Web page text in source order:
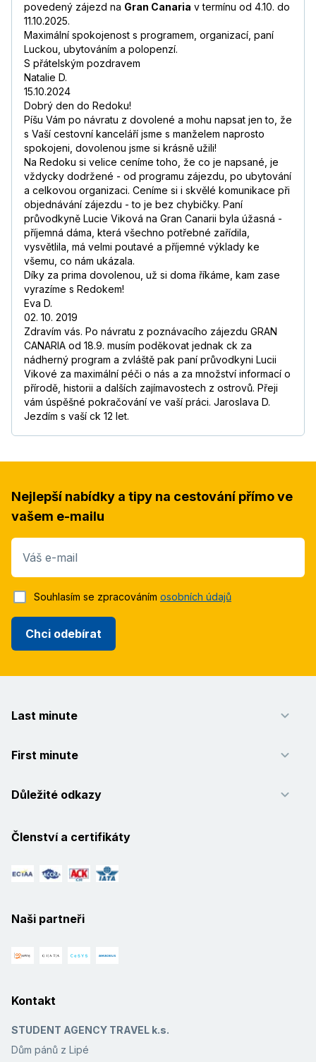
povedený zájezd na Gran Canaria v termínu od 4.10. do
11.10.2025.
Maximální spokojenost s programem, organizací, paní
Luckou, ubytováním a polopenzí.
S přátelským pozdravem
Natalie D.
15.10.2024
Dobrý den do Redoku!
Píšu Vám po návratu z dovolené a mohu napsat jen to, že
s Vaší cestovní kanceláří jsme s manželem naprosto
spokojeni, dovolenou jsme si krásně užili!
Na Redoku si velice ceníme toho, že co je napsané, je
vždycky dodržené - od programu zájezdu, po ubytování
a celkovou organizaci. Ceníme si i skvělé komunikace při
objednávání zájezdu - to je bez chybičky. Paní
průvodkyně Lucie Viková na Gran Canarii byla úžasná -
příjemná dáma, která všechno potřebné zařídila,
vysvětlila, má velmi poutavé a příjemné výklady ke
všemu, co nám ukázala.
Díky za prima dovolenou, už si doma říkáme, kam zase
vyrazíme s Redokem!
Eva D.
02. 10. 2019
Zdravím vás. Po návratu z poznávacího zájezdu GRAN
CANARIA od 18.9. musím poděkovat jednak ck za
nádherný program a zvláště pak paní průvodkyni Lucii
Vikové za maximální péči o nás a za množství informací o
přírodě, historii a dalších zajímavostech z ostrovů. Přeji
vám úspěšné pokračování ve vaší práci. Jaroslava D.
Jezdím s vaší ck 12 let.
Nejlepší nabídky a tipy na cestování přímo ve
vašem e-mailu
Váš e-mail
Chci odebírat
Souhlasím se zpracováním osobních údajů
Last minute
First minute
Důležité odkazy
Členství a certifikáty
Naši partneři
Kontakt
STUDENT AGENCY TRAVEL k.s.
Dům pánů z Lipé